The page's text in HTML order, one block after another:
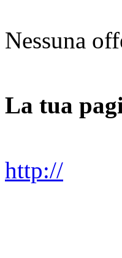
Nessuna
La tua
http://